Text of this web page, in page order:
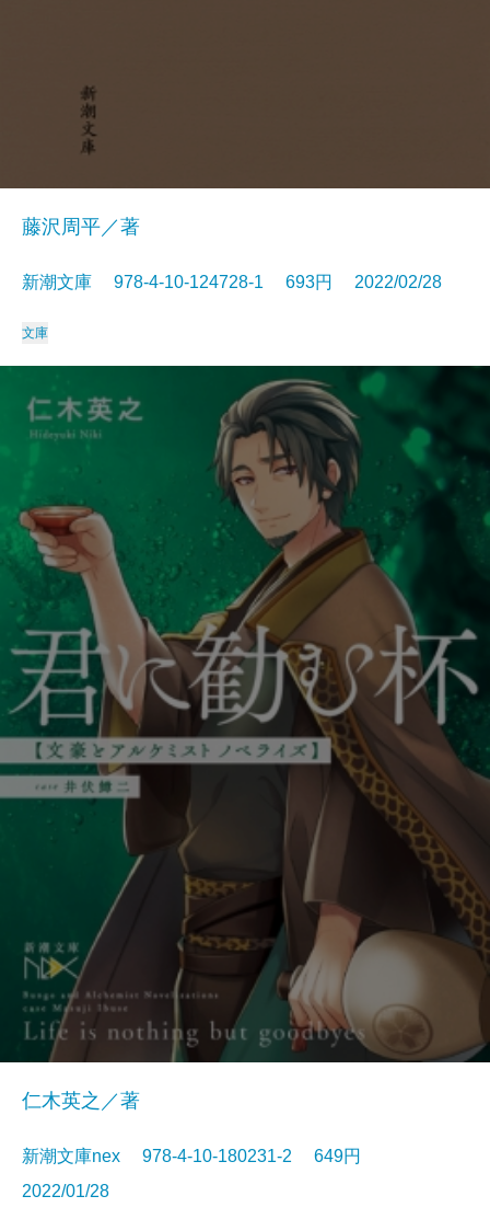
藤沢周平／著
新潮文庫 978-4-10-124728-1 693円 2022/02/28
文庫
仁木英之／著
新潮文庫nex 978-4-10-180231-2 649円
2022/01/28